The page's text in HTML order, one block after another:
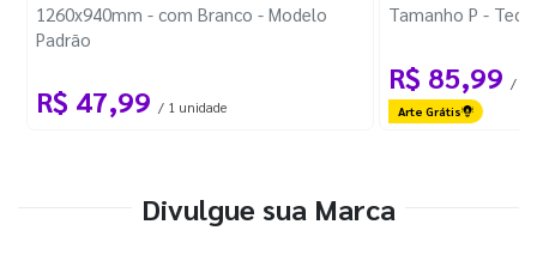
1260x940mm - com Branco - Modelo
Padrão
R$ 47,99 / 1 unidade
Tamanho P -
R$ 85,99 / 1
Arte Grátis
Divulgue sua Marca